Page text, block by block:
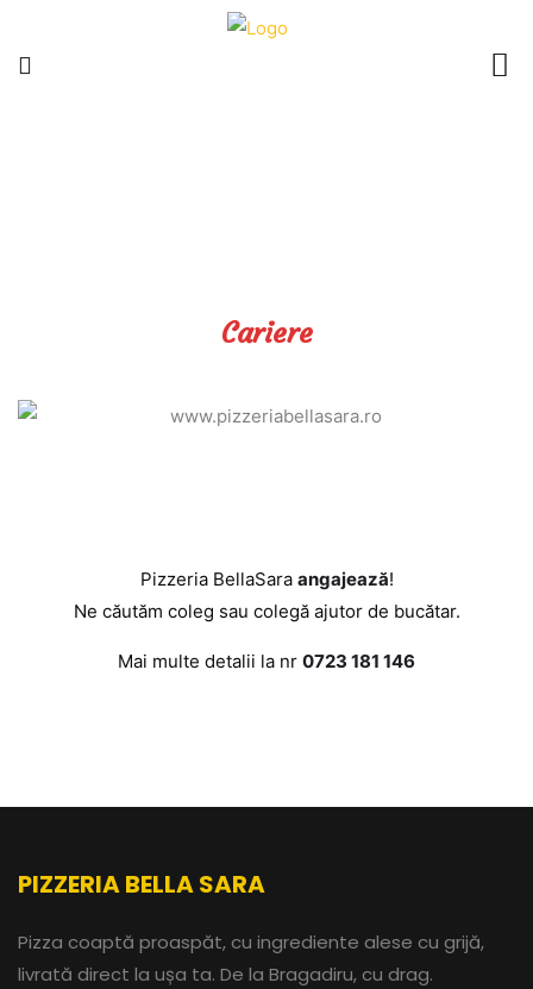
Cariere
Pizzeria BellaSara angajează!
Ne căutăm coleg sau colegăajutor de bucătar.
Mai multe detalii la nr 0723 181 146
PIZZERIA BELLA SARA
Pizza coaptă proaspăt, cu ingrediente alese cu grijă,
livrată direct la ușa ta. De la Bragadiru, cu drag.